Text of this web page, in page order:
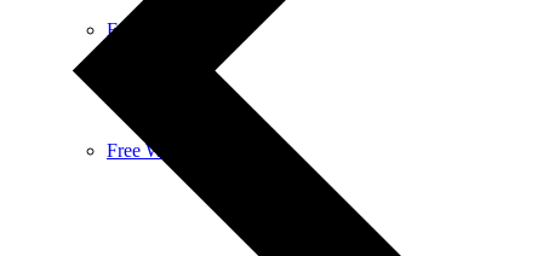
E-Car-Sharing
Free Wifi